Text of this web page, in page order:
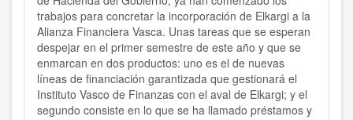
trabajos para concretar la incorporación de Elkargi a la
Alianza Financiera Vasca. Unas tareas que se esperan
despejar en el primer semestre de este año y que se
enmarcan en dos productos: uno es el de nuevas
líneas de financiación garantizada que gestionará el
Instituto Vasco de Finanzas con el aval de Elkargi; y el
segundo consiste en lo que se ha llamado préstamos y